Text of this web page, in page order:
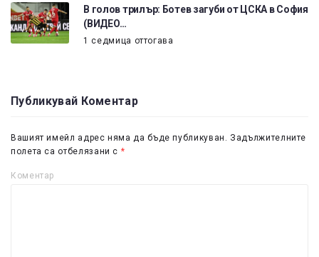
В голов трилър: Ботев загуби от ЦСКА в София
(ВИДЕО…
1 седмица оттогава
Публикувай Коментар
Вашият имейл адрес няма да бъде публикуван. Задължителните
полета са отбелязани с *
Коментар